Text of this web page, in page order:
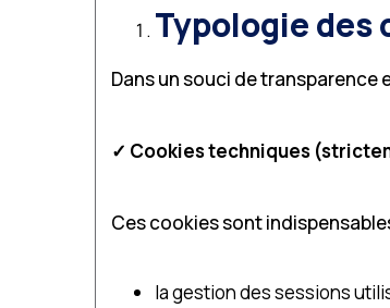
Typologie
Dans un souci de
✓ Cookies techniques
Ces cookies sont
la gestion des sessions